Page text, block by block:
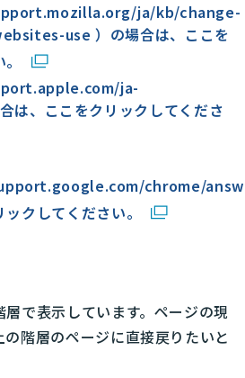
ja/kb/change-
use ）の場合は、ここを
ja-
は、ここをクリックしてくださ
chrome/
クしてください。
で表示しています。ページの現
階層のページに直接戻りたいと